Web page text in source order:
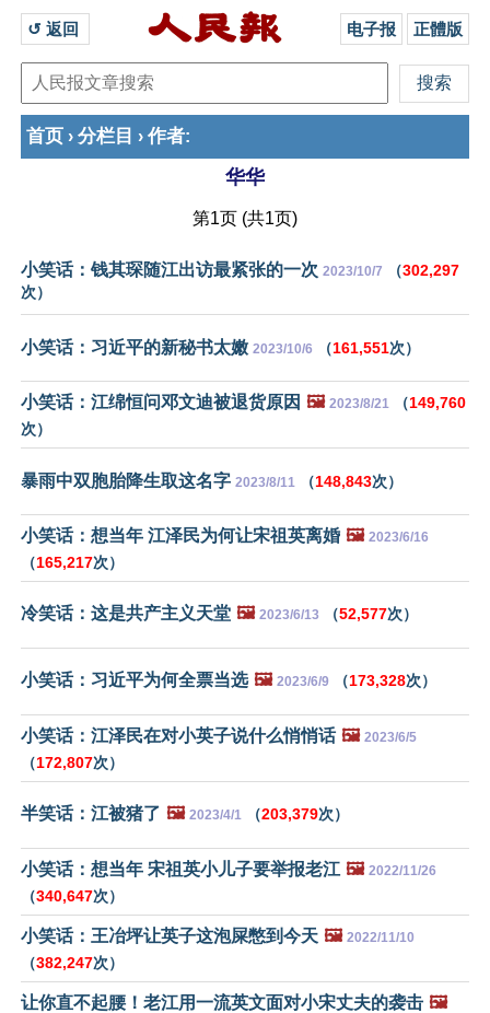
↺ 返回 电子报 正體版
首页 › 分栏目 › 作者:
华华
第1页 (共1页)
小笑话：钱其琛随江出访最紧张的一次 2023/10/7 （302,297
次）
小笑话：习近平的新秘书太嫩 2023/10/6 （161,551次）
小笑话：江绵恒问邓文迪被退货原因 🖼️ 2023/8/21 （149,760
次）
暴雨中双胞胎降生取这名字 2023/8/11 （148,843次）
小笑话：想当年 江泽民为何让宋祖英离婚 🖼️ 2023/6/16
（165,217次）
冷笑话：这是共产主义天堂 🖼️ 2023/6/13 （52,577次）
小笑话：习近平为何全票当选 🖼️ 2023/6/9 （173,328次）
小笑话：江泽民在对小英子说什么悄悄话 🖼️ 2023/6/5
（172,807次）
半笑话：江被猪了 🖼️ 2023/4/1 （203,379次）
小笑话：想当年 宋祖英小儿子要举报老江 🖼️ 2022/11/26
（340,647次）
小笑话：王冶坪让英子这泡屎憋到今天 🖼️ 2022/11/10
（382,247次）
让你直不起腰！老江用一流英文面对小宋丈夫的袭击 🖼️